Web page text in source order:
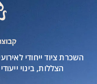
השכרת ציוד ייחודי
הצללות, בינוי